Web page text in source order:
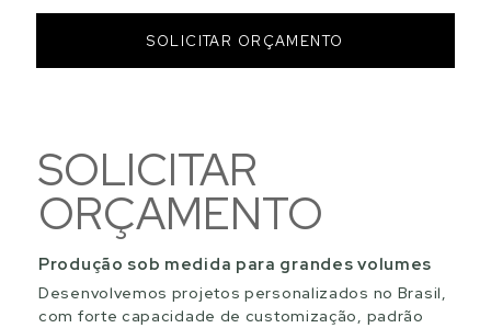
SOLICITAR ORÇAMENTO
SOLICITAR
ORÇAMENTO
Produção sob medida para grandes volumes
Desenvolvemos projetos personalizados no Brasil,
com forte capacidade de customização, padrão